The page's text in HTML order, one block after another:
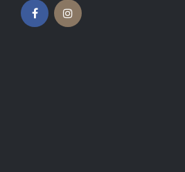
Mar 2019